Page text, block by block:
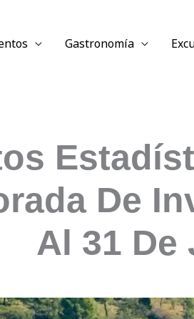
Gastronomía
De
Al 31 De